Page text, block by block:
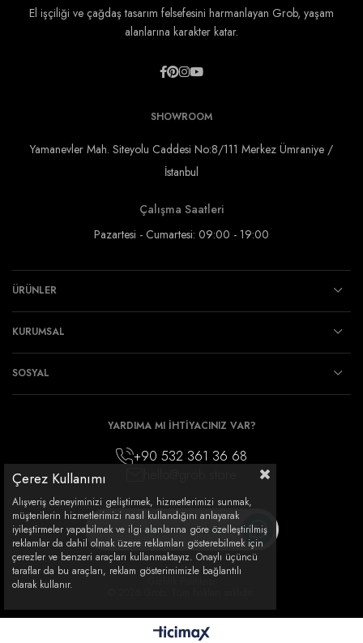
El işçiliği ve çağdaş tasarım felsefesini harmanlayan Grob, yaşam
alanlarına karakter katar.
SHOWROOM
Yamanevler Mah. Siteyolu Caddesi No:8/111 Merkez Ümraniye /
İstanbul
Çalışma Saatleri
Pazartesi - Cumartesi: 09:00 - 19:00
ÜRÜNLER
KURUMSAL
SOSYAL
YARDIMA MI İHTİYACINIZ VAR?
+90 532 361 36 68
Sana Nasıl Destek Olabilirim?
Gizlilik Politikası
Çerez Kullanımı
Alışveriş deneyiminizi geliştirmek, hizmetlerimizi sunmak,
müşterilerin hizmetlerimizi nasıl kullandığını anlayarak
iyileştirmeler yapabilmek ve ilgi alanlarına göre özelleştirilmiş
reklamlar da dahil olmak üzere reklamları gösterebilmek için
çerezler ve benzeri araçları kullanmaktayız. Onaylı üçüncü
taraflar da bu araçları, reklam gösterimimizle bağlantılı
olarak kullanır.